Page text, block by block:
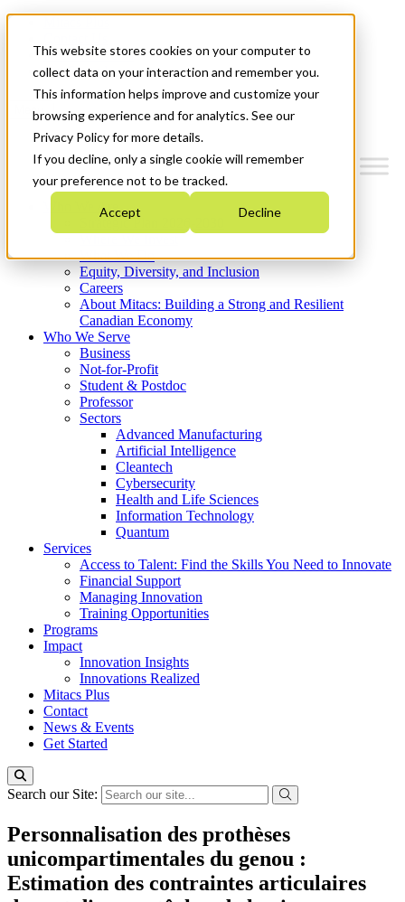
This website stores cookies on your computer to
collect data on your interaction and remember you.
This information helps improve and customize your
browsing experience and for analytics. See our
Privacy Policy for more details.
If you decline, only a single cookie will remember
your preference not to be tracked.
Accept Decline
News & Events
Get Started
Menu
Who We Are
Strategic Plan 2026-2030
What We Do
Equity, Diversity, and Inclusion
Careers
About Mitacs: Building a Strong and Resilient
Canadian Economy
Who We Serve
Business
Not-for-Profit
Student & Postdoc
Professor
Sectors
Advanced Manufacturing
Artificial Intelligence
Cleantech
Cybersecurity
Health and Life Sciences
Information Technology
Quantum
Services
Access to Talent: Find the Skills You Need to Innovate
Financial Support
Managing Innovation
Training Opportunities
Programs
Impact
Innovation Insights
Innovations Realized
Mitacs Plus
Contact
News & Events
Get Started
Search our Site:
Personnalisation des prothèses
unicompartimentales du genou :
Estimation des contraintes articulaires